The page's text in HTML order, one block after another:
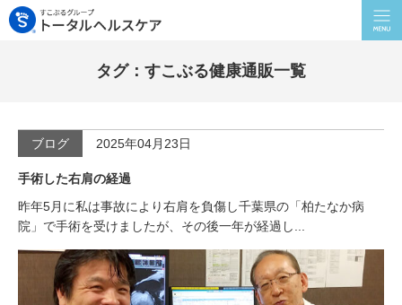
タグ：すこぶる健康通販一覧
ブログ 2025年04月23日
手術した右肩の経過
昨年5月に私は事故により右肩を負傷し千葉県の「柏たなか病
院」で手術を受けましたが、その後一年が経過し...